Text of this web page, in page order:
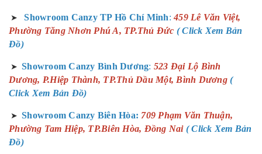
➤ Showroom Canzy TP Hồ Chí Minh: 459 Lê Văn Việt,
Phường Tăng Nhơn Phú A, TP.Thủ Đức ( Click Xem Bản
Đồ)
➤ Showroom Canzy Bình Dương: 523 Đại Lộ Bình
Dương, P.Hiệp Thành, TP.Thủ Dầu Một, Bình Dương (
Click Xem Bản Đồ)
➤ Showroom Canzy Biên Hòa: 709 Phạm Văn Thuận,
Phường Tam Hiệp, TP.Biên Hòa, Đồng Nai ( Click Xem Bản
Đồ)